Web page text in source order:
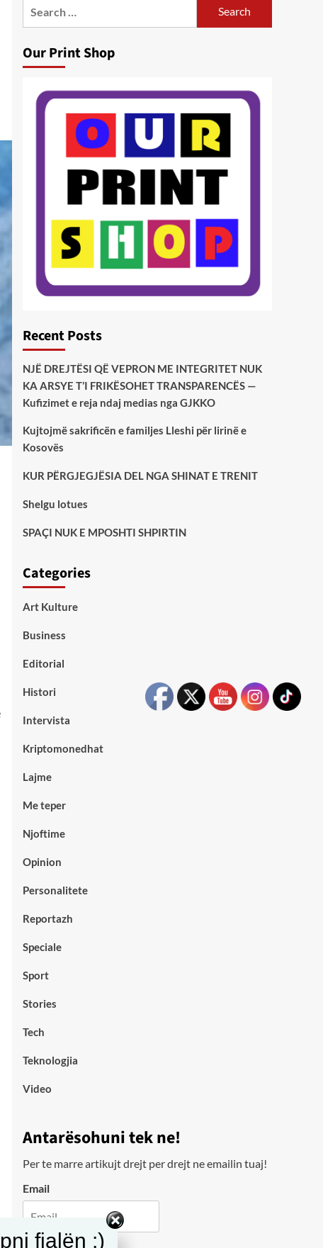
Our Print Shop
Recent Posts
NJË DREJTËSI QË VEPRON ME INTEGRITET NUK
KA ARSYE T’I FRIKËSOHET TRANSPARENCËS —
Kufizimet e reja ndaj medias nga GJKKO
Kujtojmë sakrificën e familjes Lleshi për lirinë e
Kosovës
KUR PËRGJEGJËSIA DEL NGA SHINAT E TRENIT
Shelgu lotues
SPAÇI NUK E MPOSHTI SHPIRTIN
Categories
Art Kulture
Business
Editorial
Histori
Intervista
Kriptomonedhat
Lajme
Me teper
Njoftime
Opinion
Personalitete
Reportazh
Speciale
Sport
Stories
Tech
Teknologjia
Video
Antarësohuni tek ne!
Per te marre artikujt drejt per drejt ne emailin tuaj!
Email
fjalën :)